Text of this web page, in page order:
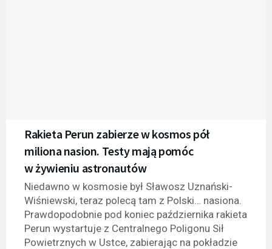
Rakieta Perun zabierze w kosmos pół
miliona nasion. Testy mają pomóc
w żywieniu astronautów
Niedawno w kosmosie był Sławosz Uznański-
Wiśniewski, teraz polecą tam z Polski… nasiona.
Prawdopodobnie pod koniec października rakieta
Perun wystartuje z Centralnego Poligonu Sił
Powietrznych w Ustce, zabierając na pokładzie